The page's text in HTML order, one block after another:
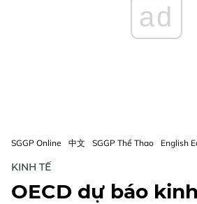
ad
SGGP Online 中文 SGGP Thể Thao English
KINH TẾ
OECD dự báo